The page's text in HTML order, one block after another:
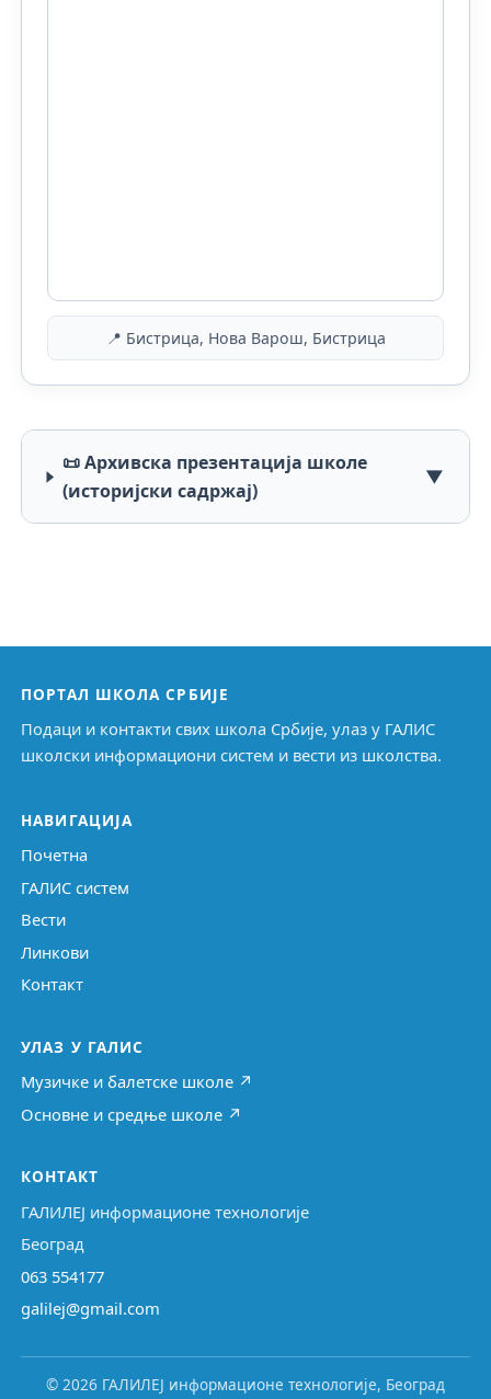
📍 Бистрица, Нова Варош, Бистрица
📜 Архивска презентација школе
(историјски садржај)
▼
ПОРТАЛ ШКОЛА СРБИЈЕ
Подаци и контакти свих школа Србије, улаз у ГАЛИС
школски информациони систем и вести из школства.
НАВИГАЦИЈА
Почетна
ГАЛИС систем
Вести
Линкови
Контакт
УЛАЗ У ГАЛИС
Музичке и балетске школе ↗
Основне и средње школе ↗
КОНТАКТ
ГАЛИЛЕЈ информационе технологије
Београд
063 554177
galilej@gmail.com
© 2026 ГАЛИЛЕЈ информационе технологије, Београд